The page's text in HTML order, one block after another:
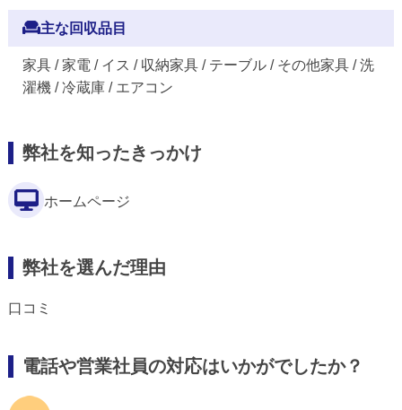
主な回収品目
家具 / 家電 / イス / 収納家具 / テーブル / その他家具 / 洗
濯機 / 冷蔵庫 / エアコン
弊社を知ったきっかけ
ホームページ
弊社を選んだ理由
口コミ
電話や営業社員の対応はいかがでしたか？